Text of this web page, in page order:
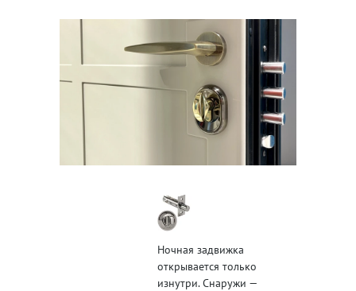
Ночная задвижка
открывается только
изнутри. Снаружи —